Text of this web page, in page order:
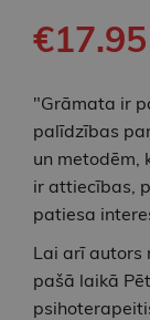
€17.95
"Grāmata ir
palīdzības
un metodēm,
ir attiecības,
patiesa
Lai arī autors
pašā laikā